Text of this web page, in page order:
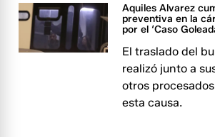
Aquiles Alvarez
preventiva en la
por el ‘Caso
El traslado del
realizó junto a
otros
esta causa.